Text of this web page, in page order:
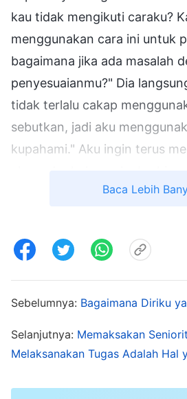
kau tidak mengikuti caraku?
menggunakan cara ini untuk
bagaimana jika ada masalah
penyesuaianmu?" Dia
tidak terlalu cakap
sebutkan, jadi aku
kupahami." Aku ingin terus
emosional, jadi aku berhenti.
itu, dan mengatakan, "Aku
terus-menerus takut jika aku
Seperti terakhir kali ketika aku
penyesuaian warna dengan
membuat semuanya lebih
Baca Lebih
Sebelumnya: Bagaimana Diriku
Selanjutnya: Memaksakan
Melaksanakan Tugas Adalah Hal